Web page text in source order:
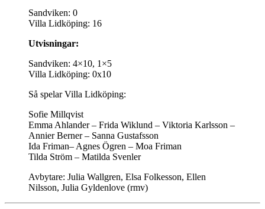
Sandviken: 0
Villa Lidköping: 16
Utvisningar:
Sandviken: 4×10, 1×5
Villa Lidköping: 0x10
Så spelar Villa Lidköping:
Sofie Millqvist
Emma Ahlander – Frida Wiklund – Viktoria Karlsson –
Annier Berner – Sanna Gustafsson
Ida Friman– Agnes Ögren – Moa Friman
Tilda Ström – Matilda Svenler
Avbytare: Julia Wallgren, Elsa Folkesson, Ellen
Nilsson, Julia Gyldenlove (rmv)